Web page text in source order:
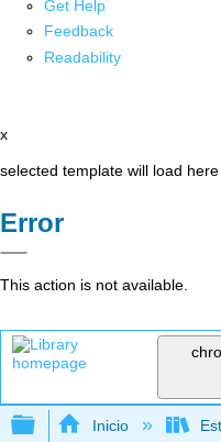
Get Help
Feedback
Readability
x
selected template will load here
Error
This action is not available.
Expandir/
Inicio